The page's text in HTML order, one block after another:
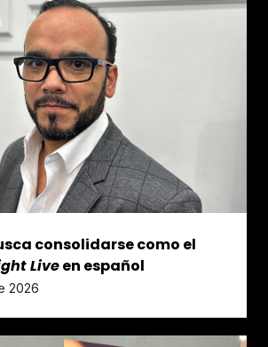
consolidarse como el
Liveen español
2026